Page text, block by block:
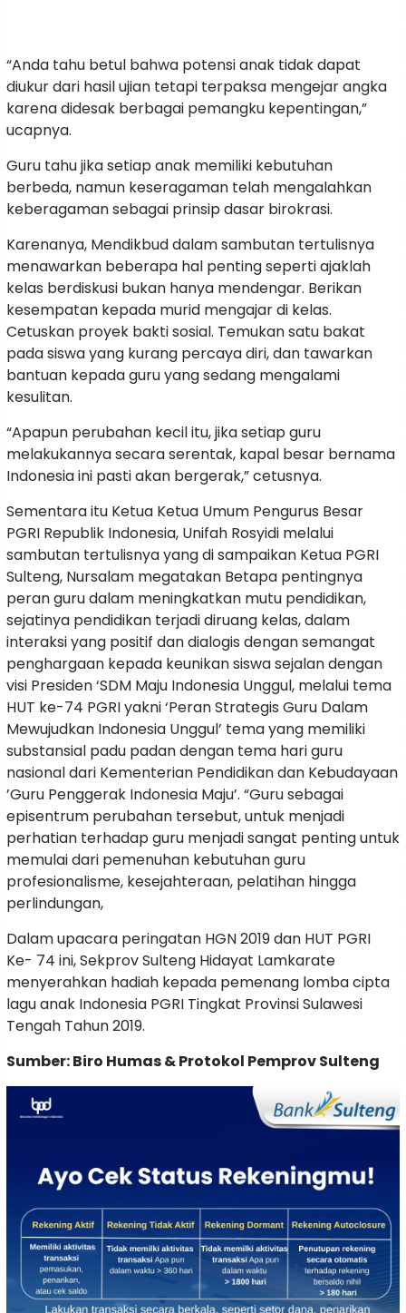
“Anda tahu betul bahwa potensi anak tidak dapat
diukur dari hasil ujian tetapi terpaksa mengejar angka
karena didesak berbagai pemangku kepentingan,”
ucapnya.
Guru tahu jika setiap anak memiliki kebutuhan
berbeda, namun keseragaman telah mengalahkan
keberagaman sebagai prinsip dasar birokrasi.
Karenanya, Mendikbud dalam sambutan tertulisnya
menawarkan beberapa hal penting seperti ajaklah
kelas berdiskusi bukan hanya mendengar. Berikan
kesempatan kepada murid mengajar di kelas.
Cetuskan proyek bakti sosial. Temukan satu bakat
pada siswa yang kurang percaya diri, dan tawarkan
bantuan kepada guru yang sedang mengalami
kesulitan.
“Apapun perubahan kecil itu, jika setiap guru
melakukannya secara serentak, kapal besar bernama
Indonesia ini pasti akan bergerak,” cetusnya.
Sementara itu Ketua Ketua Umum Pengurus Besar
PGRI Republik Indonesia, Unifah Rosyidi melalui
sambutan tertulisnya yang di sampaikan Ketua PGRI
Sulteng, Nursalam megatakan Betapa pentingnya
peran guru dalam meningkatkan mutu pendidikan,
sejatinya pendidikan terjadi diruang kelas, dalam
interaksi yang positif dan dialogis dengan semangat
penghargaan kepada keunikan siswa sejalan dengan
visi Presiden ‘SDM Maju Indonesia Unggul, melalui tema
HUT ke-74 PGRI yakni ‘Peran Strategis Guru Dalam
Mewujudkan Indonesia Unggul’ tema yang memiliki
substansial padu padan dengan tema hari guru
nasional dari Kementerian Pendidikan dan Kebudayaan
’Guru Penggerak Indonesia Maju’. “Guru sebagai
episentrum perubahan tersebut, untuk menjadi
perhatian terhadap guru menjadi sangat penting untuk
memulai dari pemenuhan kebutuhan guru
profesionalisme, kesejahteraan, pelatihan hingga
perlindungan,
Dalam upacara peringatan HGN 2019 dan HUT PGRI
Ke- 74 ini, Sekprov Sulteng Hidayat Lamkarate
menyerahkan hadiah kepada pemenang lomba cipta
lagu anak Indonesia PGRI Tingkat Provinsi Sulawesi
Tengah Tahun 2019.
Sumber: Biro Humas & Protokol Pemprov Sulteng